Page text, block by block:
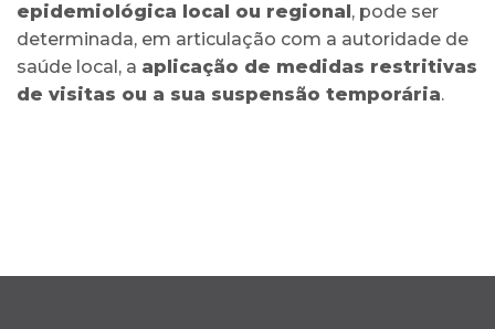
epidemiológica local ou regional, pode ser
determinada, em articulação com a autoridade de
saúde local, a aplicação de medidas restritivas
de visitas ou a sua suspensão temporária.